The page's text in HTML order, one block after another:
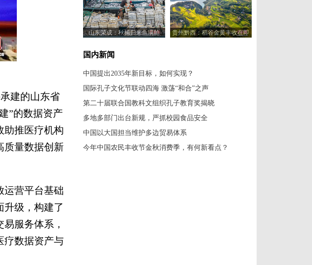
建的山东省
”的数据资产
助推医疗机构
质量数据创新
营平台基础
升级，构建了
服务体系，
疗数据资产与
山东荣成：秋捕归来鱼满舱 贵州黔西：稻谷金黄丰收在即
国内新闻
中国提出2035年新目标，如何实现？
国际孔子文化节联动四海 激荡“和合”之声
第二十届联合国教科文组织孔子教育奖揭晓
多地多部门出台新规，严抓校园食品安全
中国以大国担当维护多边贸易体系
今年中国农民丰收节金秋消费季，有何新看点？